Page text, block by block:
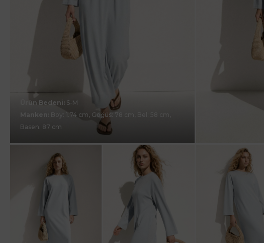
Ürün Bedeni: S-M
Manken:
Boy: 1.74 cm, Göğüs: 78 cm, Bel: 58 cm,
Basen: 87 cm